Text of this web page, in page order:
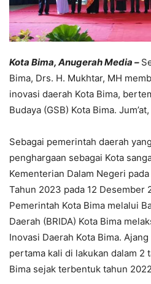
Kota Bima, Anugerah Media –
Bima, Drs. H. Mukhtar, MH
inovasi daerah Kota Bima,
Budaya (GSB) Kota Bima.
Sebagai pemerintah daerah
penghargaan sebagai Kota
Kementerian Dalam Negeri
Tahun 2023 pada 12 Desember
Pemerintah Kota Bima melalui
Daerah (BRIDA) Kota Bima
Inovasi Daerah Kota Bima.
pertama kali di lakukan dalam 2
Bima sejak terbentuk tahun